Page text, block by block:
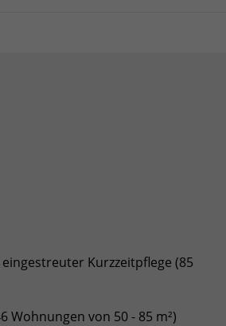
Kurzzeitpflege (85
Wohnungen von 50 - 85 m²)